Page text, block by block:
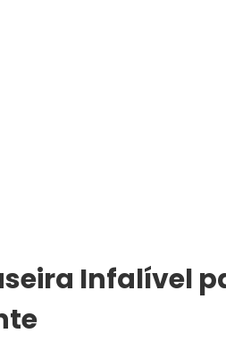
Infalível